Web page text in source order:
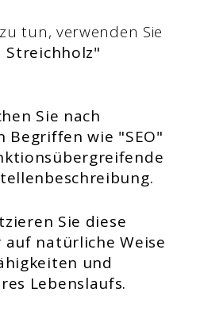
tun, verwenden Sie
Streichholz"
Sie nach
Begriffen wie "SEO"
Sie diese
natürliche Weise
und
Lebenslaufs.